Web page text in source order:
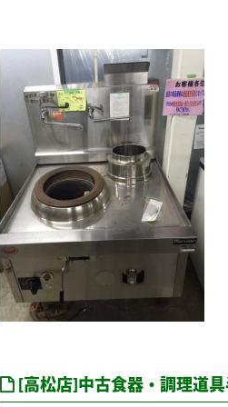
[高松店]中古食器・調理道